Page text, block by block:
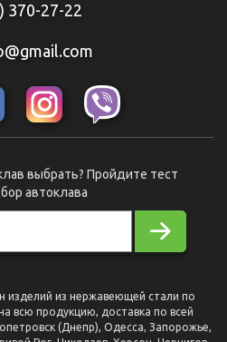
370-27-22
выбрать? Пройдите тест
автоклава
изделий из нержавеющей стали по
всю продукцию, доставка по всей
(Днепр), Одесса, Запорожье,